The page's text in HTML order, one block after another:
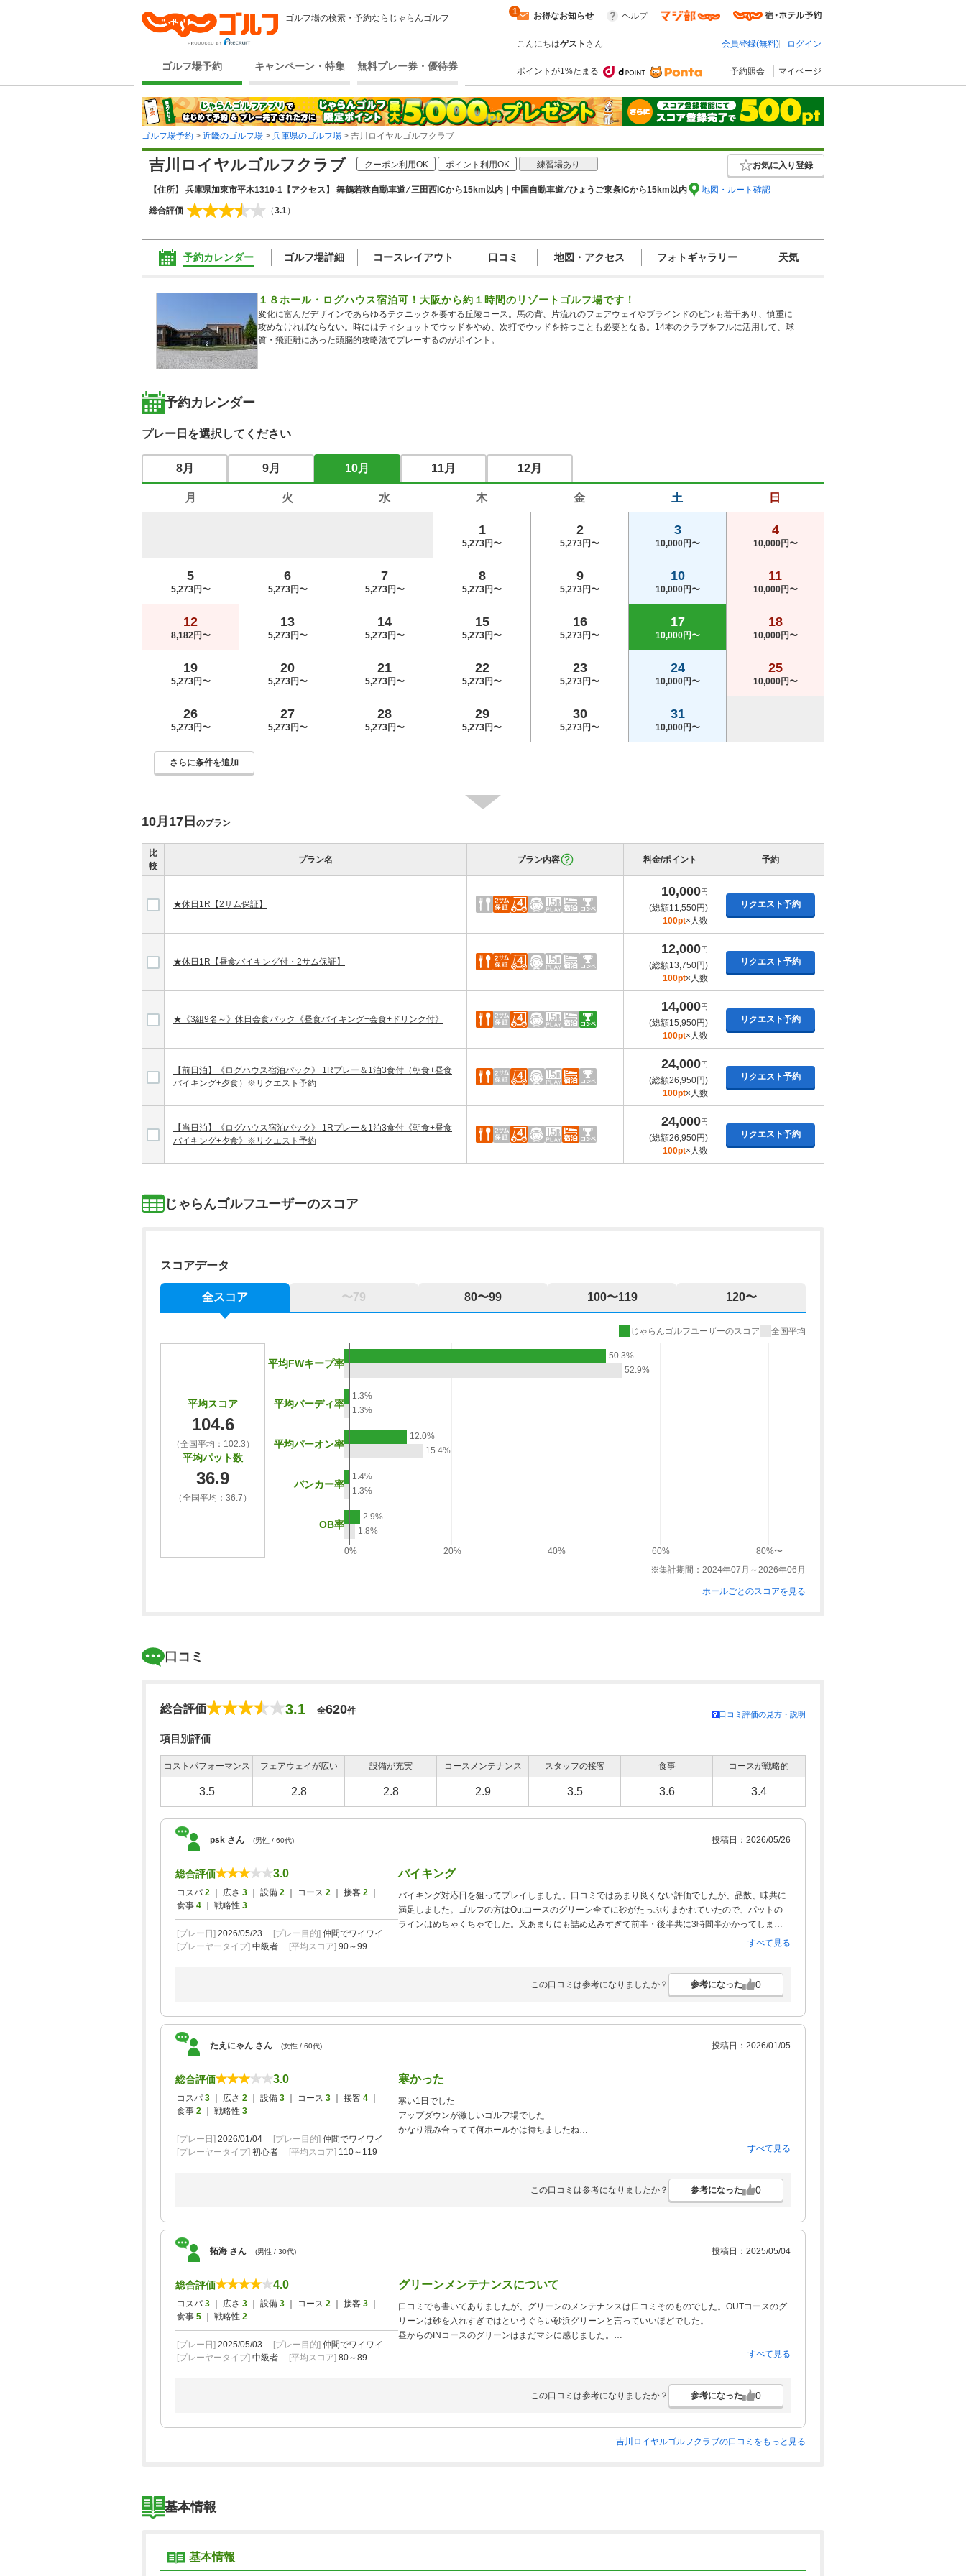
ゴルフ場の検索・予約ならじゃらんゴルフ
ゴルフ場予約 キャンペーン・特集 無料プレー券・優待券
お得なお知らせ
1 ヘルプ
こんにちはゲスト さん 会員登録(無料) ログイン
ポイントが1%たまる 予約照会 マイページ
ゴルフ場予約 > 近畿のゴルフ場 > 兵庫県のゴルフ場 > 吉川ロイヤルゴルフクラブ
吉川ロイヤルゴルフクラブ クーポン利用OK ポイント利用OK 練習場あり お気に入り登録
【住所】 兵庫県加東市平木1310-1 【アクセス】 舞鶴若狭自動車道 ⁄ 三田西ICから15km以内｜中国自動車道 ⁄ ひょうご東条ICから15km以内 地図・ルート確認
総合評価 （3.1）
予約カレンダー ゴルフ場詳細 コースレイアウト 口コミ 地図・アクセス フォトギャラリー 天気
１８ホール・ログハウス宿泊可！大阪から約１時間のリゾートゴルフ場です！
変化に富んだデザインであらゆるテクニックを要する丘陵コース。馬の背、片流れのフェアウェイやブラインドのピンも若干あり、慎重に
攻めなければならない。時にはティショットでウッドをやめ、次打でウッドを持つことも必要となる。14本のクラブをフルに活用して、球
質・飛距離にあった頭脳的攻略法でプレーするのがポイント。
予約カレンダー
プレー日を選択してください
8月 9月 10月 11月 12月
月 火 水 木 金 土 日
1
5,273円〜
2
5,273円〜
3
10,000円〜
4
10,000円〜
5
5,273円〜
6
5,273円〜
7
5,273円〜
8
5,273円〜
9
5,273円〜
10
10,000円〜
11
10,000円〜
12
8,182円〜
13
5,273円〜
14
5,273円〜
15
5,273円〜
16
5,273円〜
17
10,000円〜
18
10,000円〜
19
5,273円〜
20
5,273円〜
21
5,273円〜
22
5,273円〜
23
5,273円〜
24
10,000円〜
25
10,000円〜
26
5,273円〜
27
5,273円〜
28
5,273円〜
29
5,273円〜
30
5,273円〜
31
10,000円〜
さらに条件を追加
10月17日 のプラン
比
較
プラン名 プラン内容 料金/ポイント 予約
★休日1R【2サム保証】
10,000円
(総額11,550円)
100pt×人数
リクエスト予約
★休日1R【昼食バイキング付・2サム保証】
12,000円
(総額13,750円)
100pt×人数
リクエスト予約
★《3組9名～》休日会食パック《昼食バイキング+会食+ドリンク付》
14,000円
(総額15,950円)
100pt×人数
リクエスト予約
【前日泊】《ログハウス宿泊パック》 1Rプレー＆1泊3食付（朝食+昼食
バイキング+夕食）※リクエスト予約
24,000円
(総額26,950円)
100pt×人数
リクエスト予約
【当日泊】《ログハウス宿泊パック》 1Rプレー＆1泊3食付《朝食+昼食
バイキング+夕食》※リクエスト予約
24,000円
(総額26,950円)
100pt×人数
リクエスト予約
じゃらんゴルフユーザーのスコア
スコアデータ
全スコア 〜79 80〜99 100〜119 120〜
じゃらんゴルフユーザーのスコア 全国平均
平均スコア
104.6
（全国平均：102.3）
平均パット数
36.9
（全国平均：36.7）
平均FWキープ率
50.3%
52.9%
平均バーディ率
1.3%
1.3%
平均パーオン率
12.0%
15.4%
バンカー率
1.4%
1.3%
OB率
2.9%
1.8%
0%
20% 40% 60%
80%〜
※集計期間：2024年07月～2026年06月
ホールごとのスコアを見る
口コミ
総合評価 3.1 全620件 口コミ評価の見方・説明
項目別評価
コストパフォーマンス フェアウェイが広い 設備が充実 コースメンテナンス スタッフの接客 食事 コースが戦略的
3.5 2.8 2.8 2.9 3.5 3.6 3.4
psk さん (男性 / 60代) 投稿日：2026/05/26
総合評価 3.0
コスパ 2 ｜ 広さ 3 ｜ 設備 2 ｜ コース 2 ｜ 接客 2
食事 4 ｜ 戦略性 3
[プレー日] 2026/05/23 [プレー目的] 仲間でワイワイ
[プレーヤータイプ] 中級者 [平均スコア] 90～99
バイキング
バイキング対応日を狙ってプレイしました。口コミではあまり良くない評価でしたが、品数、味共に
満足しました。ゴルフの方はOutコースのグリーン全てに砂がたっぷりまかれていたので、パットの
ラインはめちゃくちゃでした。又あまりにも詰め込みすぎて前半・後半共に3時間半かかってしまい
すべて見る
この口コミは参考になりましたか？ 参考になった 0
たえにゃん さん (女性 / 60代) 投稿日：2026/01/05
総合評価 3.0
コスパ 3 ｜ 広さ 2 ｜ 設備 3 ｜ コース 3 ｜ 接客 4
食事 2 ｜ 戦略性 3
[プレー日] 2026/01/04 [プレー目的] 仲間でワイワイ
[プレーヤータイプ] 初心者 [平均スコア] 110～119
寒かった
寒い1日でした
アップダウンが激しいゴルフ場でした
かなり混み合ってて何ホールかは待ちましたね
すべて見る
この口コミは参考になりましたか？ 参考になった 0
拓海 さん (男性 / 30代) 投稿日：2025/05/04
総合評価 4.0
コスパ 3 ｜ 広さ 3 ｜ 設備 3 ｜ コース 2 ｜ 接客 3
食事 5 ｜ 戦略性 2
[プレー日] 2025/05/03 [プレー目的] 仲間でワイワイ
[プレーヤータイプ] 中級者 [平均スコア] 80～89
グリーンメンテナンスについて
口コミでも書いてありましたが、グリーンのメンテナンスは口コミそのものでした。OUTコースのグ
リーンは砂を入れすぎではというぐらい砂浜グリーンと言っていいほどでした。
昼からのINコースのグリーンはまだマシに感じました。
すべて見る
この口コミは参考になりましたか？ 参考になった 0
吉川ロイヤルゴルフクラブの口コミをもっと見る
基本情報
基本情報